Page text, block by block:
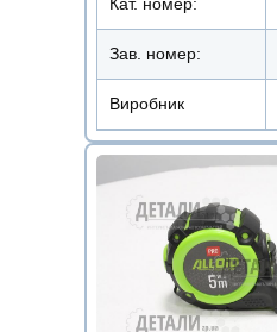
Зав. номер:
Виробник